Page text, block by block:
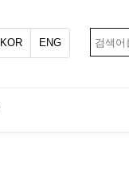
KOR ENG